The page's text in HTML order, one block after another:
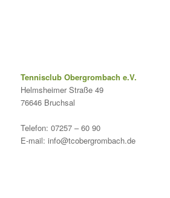
Tennisclub Obergrombach e.V.
Helmsheimer Straße 49
76646 Bruchsal
Telefon: 07257 – 60 90
E-mail: info@tcobergrombach.de